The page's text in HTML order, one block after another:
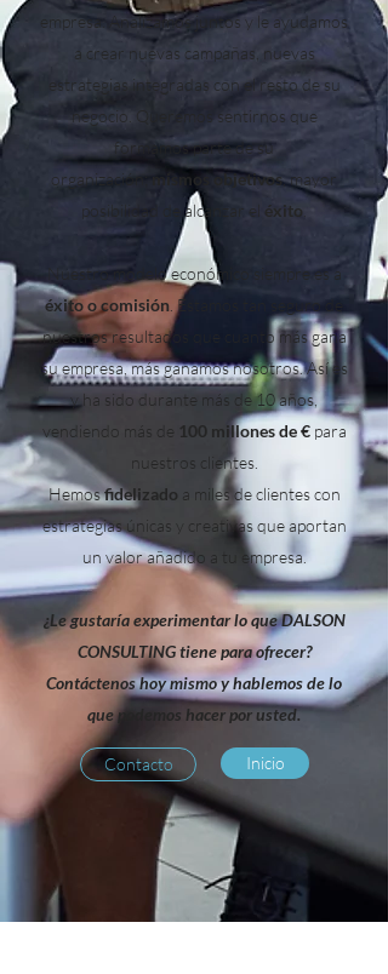
empresa. Analizamos juntos y le ayudamos
a crear nuevas campañas, nuevas
estrategias integradas con el resto de su
negocio. Queremos sentirnos que
formamos parte de su
organización;
mismos objetivos, mayor
posibilidad de alcanzar el éxito
Nuestro modelo económico siempre es a
éxito o comisión . Estamos tan seguro de
nuestros resultados que cuanto más gana
su empresa, más ganamos nosotros. Así es
y ha sido durante más de 10 años,
vendiendo más de 100 millones de €para
nuestros clientes.
Hemosfidelizado a miles de clientes con
estrategias únicas y creativas que aportan
un valor añadido a tu empresa.
¿Le gustaría experimentar lo que DALSON
CONSULTING tiene para ofrecer?
Contáctenos hoy mismo y hablemos de lo
que podemos hacer por usted.
Contacto Inicio